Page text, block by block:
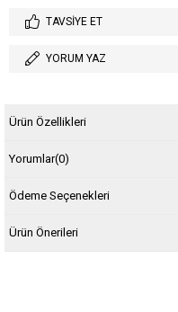
TAVSIYE ET
YORUM YAZ
Ürün Özellikleri
Yorumlar(0)
Ödeme Seçenekleri
Ürün Önerileri